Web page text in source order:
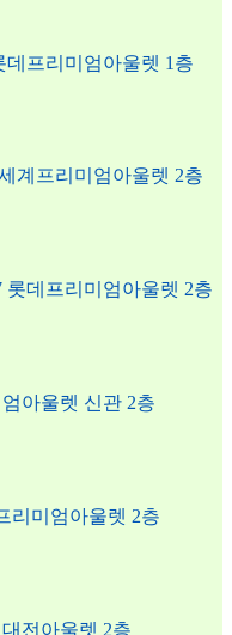
데프리미엄아울렛 1층
계프리미엄아울렛 2층
롯데프리미엄아울렛 2층
아울렛 신관 2층
리미엄아울렛 2층
전아울렛 2층